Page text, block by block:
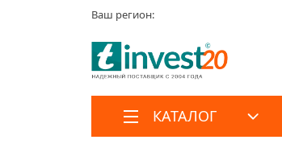
Ваш регион:
КАТАЛОГ